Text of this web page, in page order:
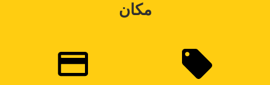
مكان